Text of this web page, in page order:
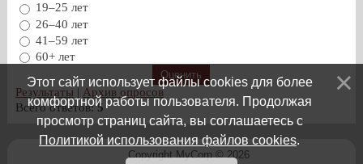
19–25 лет
26–40 лет
41–59 лет
60+ лет
Результаты | Архив опросов
Всего ответов:5
Copyright MyCorp © 2026
Этот сайт использует файлы cookies для более
комфортной работы пользователя. Продолжая
просмотр страниц сайта, вы соглашаетесь с
Политикой использования файлов cookies.